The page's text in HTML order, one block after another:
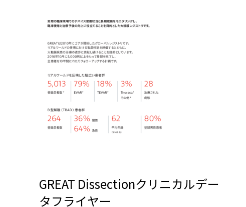
GREAT Dissectionクリニカルデー
タフライヤー